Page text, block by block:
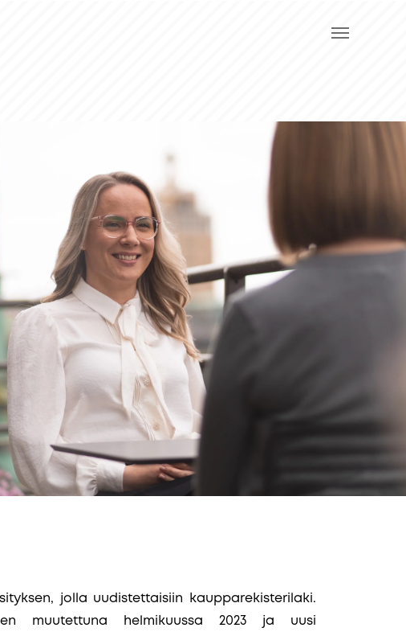
jolla uudistettaisiin kaupparekisterilaki.
muutettuna helmikuussa 2023 ja uusi